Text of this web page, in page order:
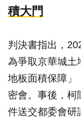
積大門
判決書指出，
為爭取京華城土
地板面積保障」
密會。事後，柯
件送交都委會研